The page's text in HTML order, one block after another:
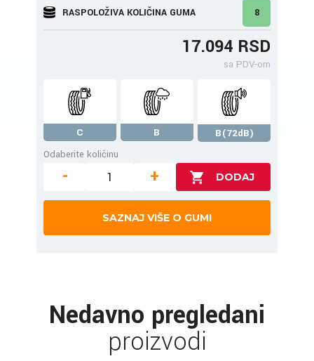
RASPOLOŽIVA KOLIČINA GUMA 8
17.094 RSD
sa PDV-om
C B
B(72dB)
Odaberite količinu
- +
SAZNAJ VIŠE O GUMI
Nedavno pregledani
proizvodi